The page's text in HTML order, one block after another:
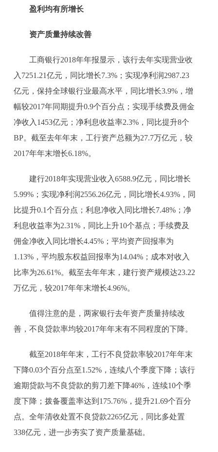
盈利均有所增长
资产质量持续改善
工商银行2018年年报显示，该行去年实现营业收
入7251.21亿元，同比增长7.3%；实现净利润2987.23
亿元，保持全球银行业最高水平，同比增长3.9%，增
幅较2017年同期提升0.9个百分点；实现手续费及佣金
净收入1453亿元；净利息收益率2.3%，同比提升8个
BP。截至去年年末，工行资产总额为27.7万亿元，较
2017年年末增长6.18%。
建行2018年实现营业收入6588.9亿元，同比增长
5.99%；实现净利润2556.26亿元，同比增长4.93%，同
比提升0.1个百分点；利息净收入同比增长7.48%；净
利息收益率为2.31%，同比上升10个基点；手续费及
佣金净收入同比增长4.45%；平均资产回报率为
1.13%，平均股东权益回报率为14.04%；成本对收入
比率为26.61%。截至去年年末，建行资产规模达23.22
万亿元，较2017年年末增长4.96%。
值得注意的是，两家银行去年资产质量持续改
善，不良贷款率均较2017年年末有不同程度的下降。
截至2018年年末，工行不良贷款率较2017年年末
下降0.03个百分点至1.52%，连续八个季度下降；该行
逾期贷款与不良贷款的剪刀差下降46%，连续10个季
度下降；拨备覆盖率达到175.76%，提升21.69个百分
点。全年清收处置不良贷款2265亿元，同比多处置
338亿元，进一步夯实了资产质量基础。